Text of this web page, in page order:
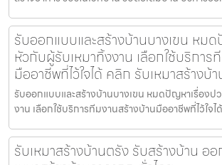
รับออกแบบและสร้างบ้านบางเขน หม
หัวกับผู้รับเหมาทิ้งงาน เลือกใช้บริการ
มืออาชีพที่ไว้ใจได้ คลิก รับเหมาสร้างบ้
รับออกแบบและสร้างบ้านบางเขน หมดปัญหาเรื่อง
งาน เลือกใช้บริการทีมงานสร้างบ้านมืออาชีพที่ไว้ใจไ
รับเหมาสร้างบ้านตรัง รับสร้างบ้าน อ